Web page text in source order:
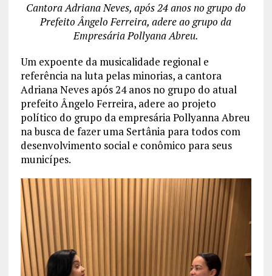
Cantora Adriana Neves, após 24 anos no grupo do
Prefeito Ângelo Ferreira, adere ao grupo da
Empresária Pollyana Abreu.
Um expoente da musicalidade regional e
referência na luta pelas minorias, a cantora
Adriana Neves após 24 anos no grupo do atual
prefeito Ângelo Ferreira, adere ao projeto
político do grupo da empresária Pollyanna Abreu
na busca de fazer uma Sertânia para todos com
desenvolvimento social e conômico para seus
municípes.